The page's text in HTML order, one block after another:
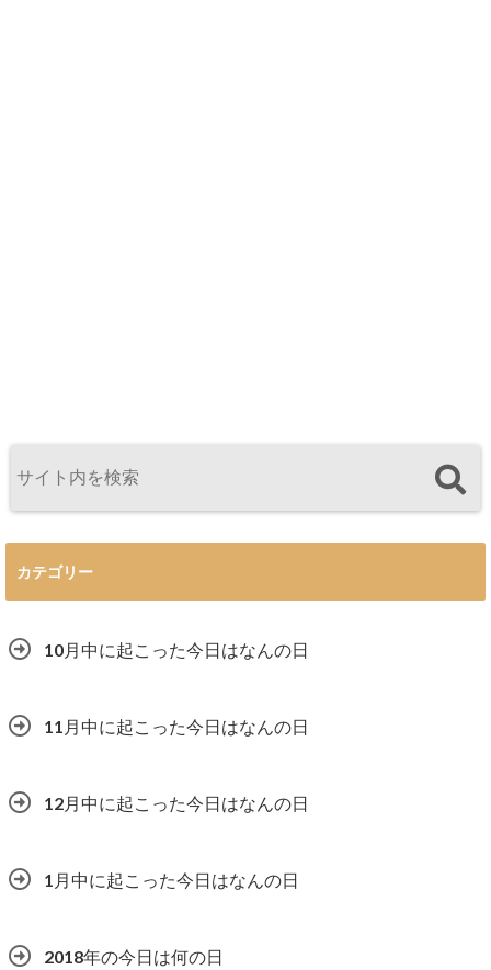
カテゴリー
10月中に起こった今日はなんの日
11月中に起こった今日はなんの日
12月中に起こった今日はなんの日
1月中に起こった今日はなんの日
2018年の今日は何の日